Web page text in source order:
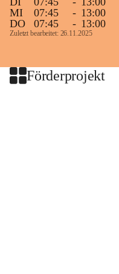
MI
07:45 - 13:00
DO
07:45 - 13:00
Zuletzt bearbeitet: 26.11.2025
Förderprojekt